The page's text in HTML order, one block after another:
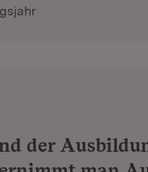
der